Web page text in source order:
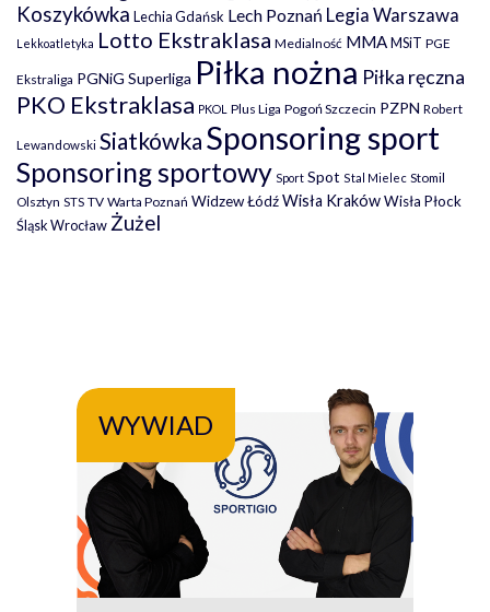
Koszykówka Lechia Gdańsk Lech Poznań Legia Warszawa
Lekkoatletyka Lotto Ekstraklasa Medialność MMAMSiT PGE
Ekstraliga PGNiG Superliga Piłka nożna Piłka ręczna
PKO Ekstraklasa PKOL Plus Liga Pogoń Szczecin PZPN Robert
Lewandowski Siatkówka Sponsoring sport
Sponsoring sportowy Sport Spot Stal Mielec Stomil
Olsztyn STS TV Warta Poznań Widzew ŁódźWisła KrakówWisła Płock
Śląsk Wrocław Żużel
WYWIAD